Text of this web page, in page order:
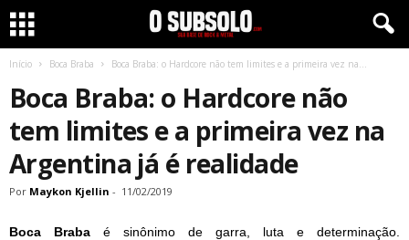
Início Boca Braba Boca Braba: o Hardcore não tem limites e a primeira vez na...
Boca Braba: o Hardcore não
tem limites e a primeira vez na
Argentina já é realidade
Por Maykon Kjellin - 11/02/2019
Boca Braba é sinônimo de garra, luta e determinação.